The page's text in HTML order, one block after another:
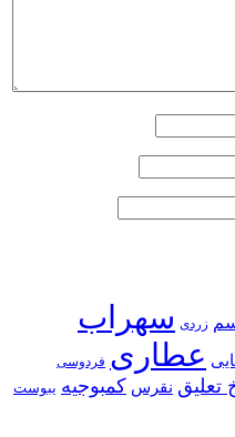
زردی سهراب
عطاری فردوسی
تعلیق نقرس کمبوجیه یبوست